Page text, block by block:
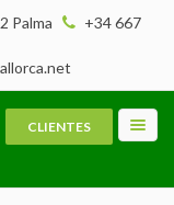
Palma +34 667
CLIENTES